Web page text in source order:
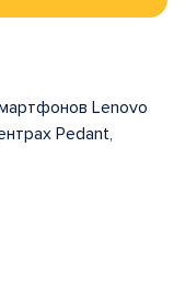
Lenovo
Pedant,